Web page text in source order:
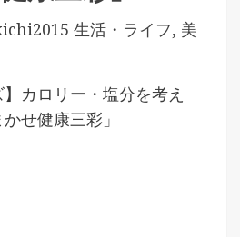
生活・ライフ, 美
】カロリー・塩分を考え
せ健康三彩」